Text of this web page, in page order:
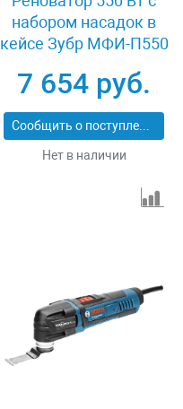
набором насадок в
кейсе Зубр МФИ-П550
7 654 руб.
Сообщить о поступлении
Нет в наличии